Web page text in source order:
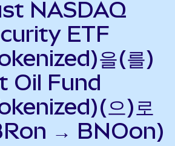
NASDAQ
ETF
을(를)
Oil Fund
으)로
→ BNOon)